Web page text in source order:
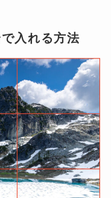
入れる方法